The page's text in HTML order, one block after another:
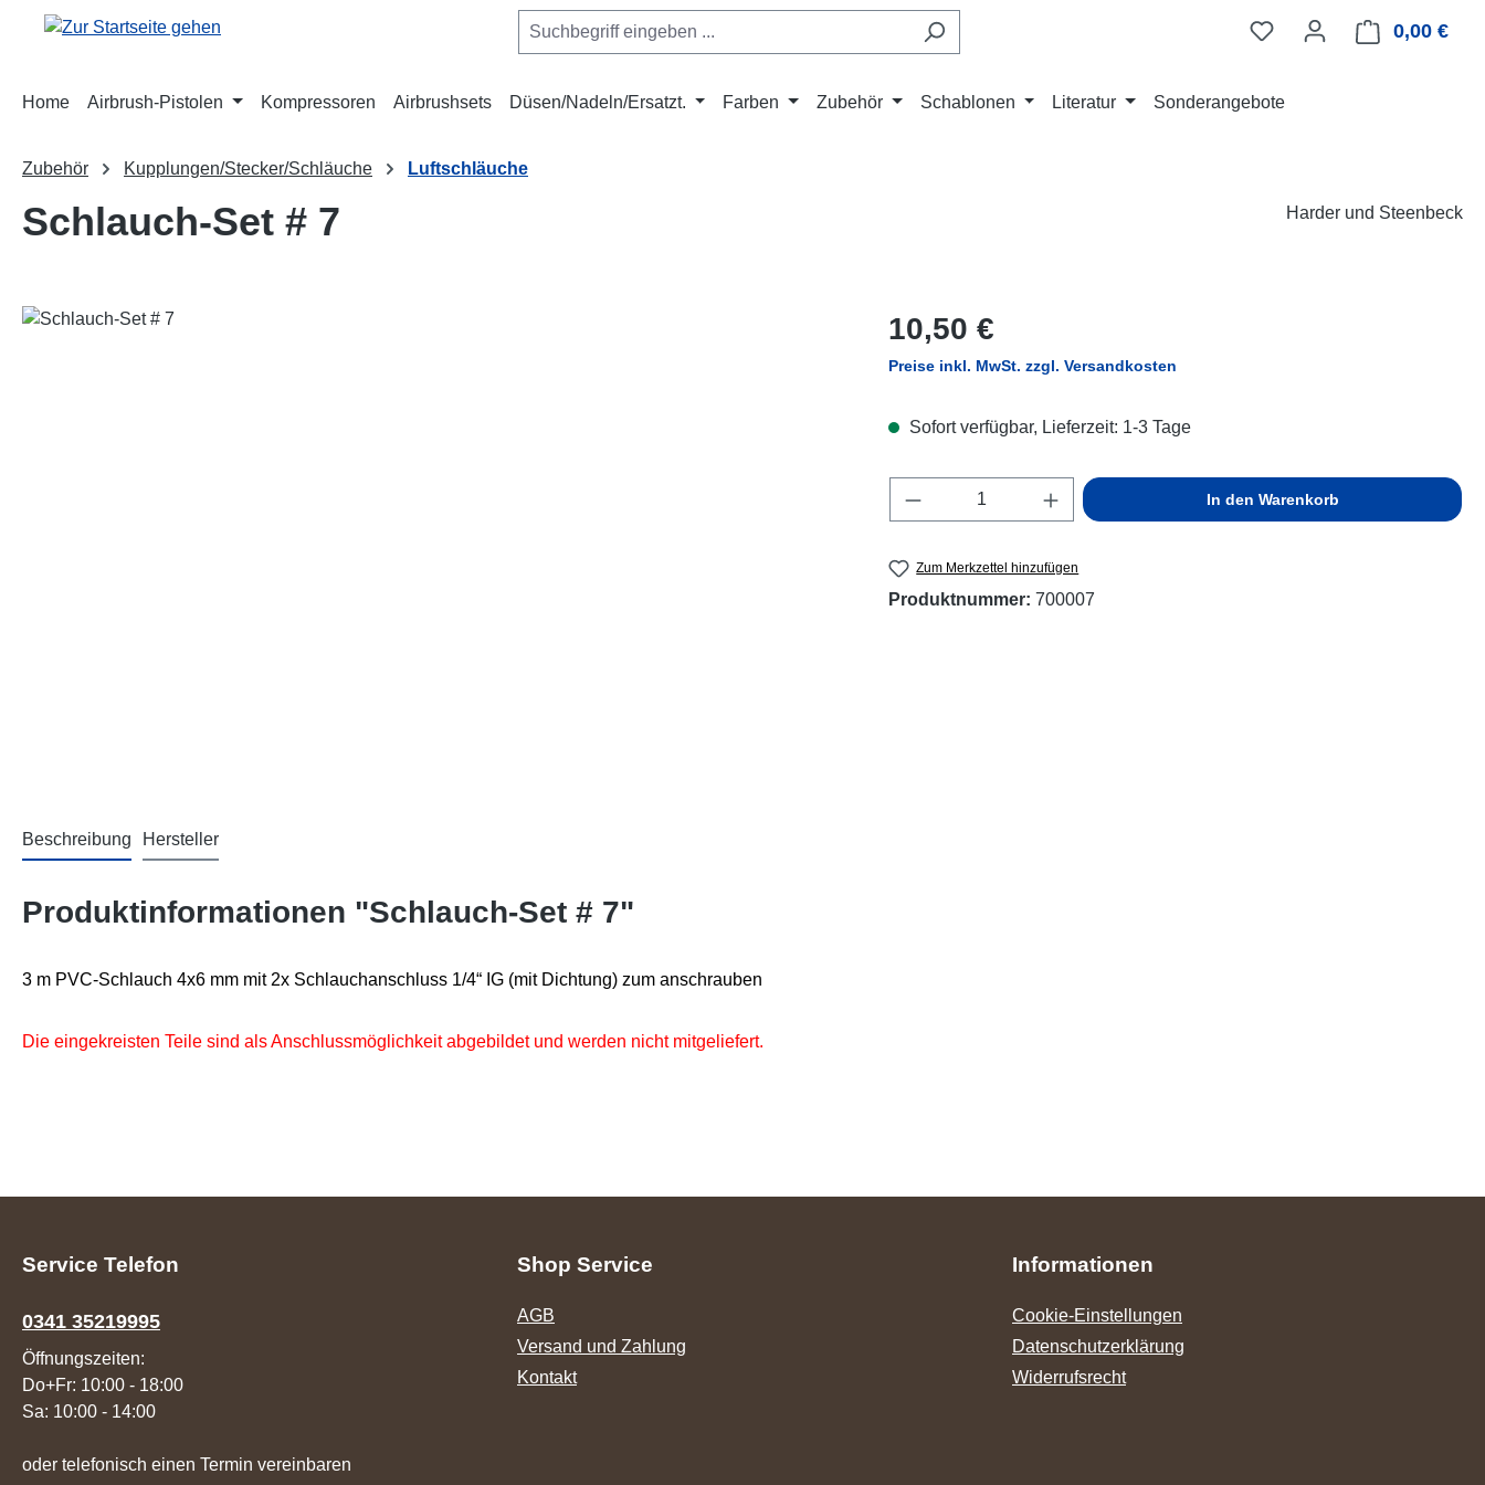
Hauptinhalt springen
Zur Suche springen
Zur Hauptnavigation springen 0,00 €
Home Airbrush-Pistolen Kompressoren Airbrushsets Düsen/Nadeln/Ersatzt. Farben Zubehör Schablonen Literatur Sonderangebote
Zubehör Kupplungen/Stecker/Schläuche Luftschläuche
Schlauch-Set # 7 Harder und Steenbeck
Bildergalerie überspringen Regulärer Preis:
10,50 €
Preise inkl. MwSt. zzgl. Versandkosten
Sofort verfügbar, Lieferzeit: 1-3 Tage
Produkt Anzahl: Gib den gewünschten Wert ein
In den Warenkorb
Zum Merkzettel hinzufügen
Produktnummer: 700007
Beschreibung Hersteller
Produktinformationen "Schlauch-Set # 7"
3 m PVC-Schlauch 4x6 mm mit 2x Schlauchanschluss 1/4“ IG (mit Dichtung) zum anschrauben
Die eingekreisten Teile sind als Anschlussmöglichkeit abgebildet und werden nicht mitgeliefert.
Service Telefon
0341 35219995
Öffnungszeiten:
Do+Fr: 10:00 - 18:00
Sa: 10:00 - 14:00
oder telefonisch einen Termin vereinbaren
Shop Service
AGB
Versand und Zahlung
Kontakt
Informationen
Cookie-Einstellungen
Datenschutzerklärung
Widerrufsrecht